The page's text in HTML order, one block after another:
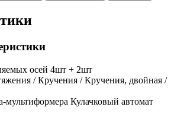
осей 4шт + 2шт
/ Кручения / Кручения, двойная /
мультиформера Кулачковый автомат